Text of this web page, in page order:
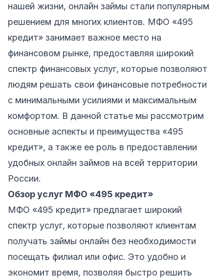
нашей жизни, онлайн займы стали популярным
решением для многих клиентов. МФО «495
кредит» занимает важное место на
финансовом рынке, предоставляя широкий
спектр финансовых услуг, которые позволяют
людям решать свои финансовые потребности
с минимальными усилиями и максимальным
комфортом. В данной статье мы рассмотрим
основные аспекты и преимущества «495
кредит», а также ее роль в предоставлении
удобных онлайн займов на всей территории
России.
Обзор услуг МФО «495 кредит»
МФО «495 кредит» предлагает широкий
спектр услуг, которые позволяют клиентам
получать займы онлайн без необходимости
посещать филиал или офис. Это удобно и
экономит время, позволяя быстро решить